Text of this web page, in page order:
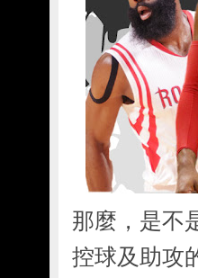
那麼，是不
控球及助攻